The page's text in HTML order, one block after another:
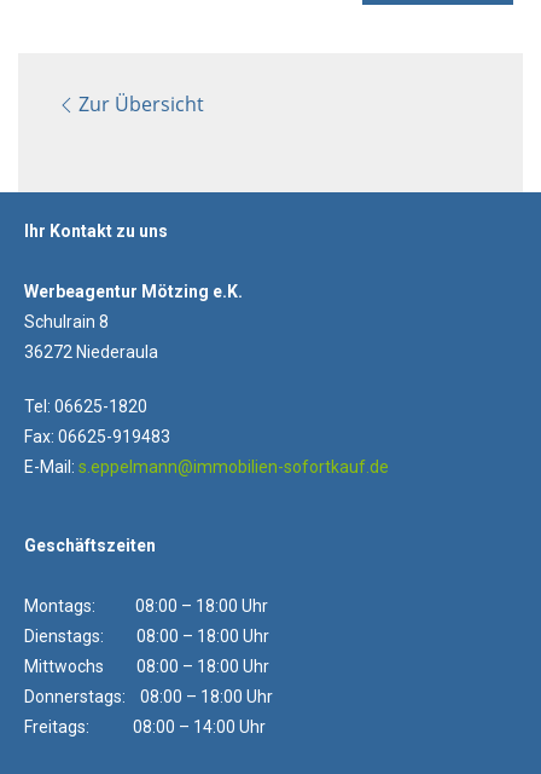
Zur Übersicht
Ihr Kontakt zu uns
Werbeagentur Mötzing e.K.
Schulrain 8
36272 Niederaula
Tel: 06625-1820
Fax: 06625-919483
E-Mail: s.eppelmann@immobilien-sofortkauf.de
Geschäftszeiten
Montags: 08:00 – 18:00 Uhr
Dienstags: 08:00 – 18:00 Uhr
Mittwochs 08:00 – 18:00 Uhr
Donnerstags: 08:00 – 18:00 Uhr
Freitags: 08:00 – 14:00 Uhr